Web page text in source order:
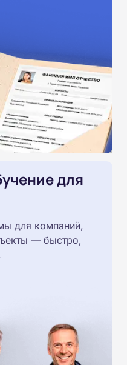
для
для компаний,
— быстро,